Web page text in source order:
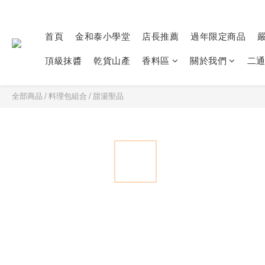
首頁 金和泰小學堂 店長推薦 過年限定商品
頂級抹醬 乾貨山產 香料區 關於我們 二
全部商品 /料理包組合 /甜湯聖品